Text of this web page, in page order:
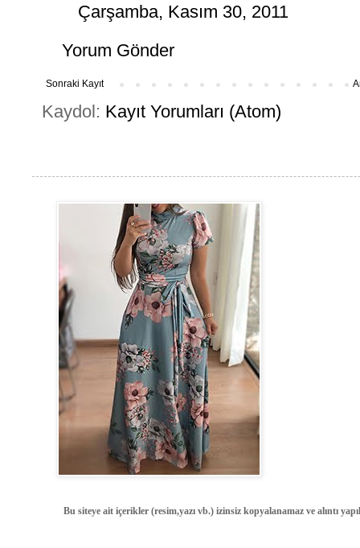
Çarşamba, Kasım 30, 2011
Yorum Gönder
Sonraki Kayıt
Kaydol: Kayıt Yorumları (Atom)
Bu siteye ait içerikler (resim,yazı vb.) izinsiz kopyalanamaz ve alıntı